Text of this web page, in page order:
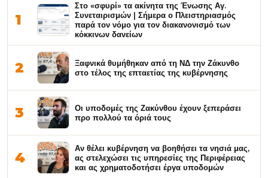
1
Στο «σφυρί» τα ακίνητα της Ένωσης Αγ.
Συνεταιρισμών | Σήμερα ο Πλειστηριασμός
παρά τον νόμο για τον διακανονισμό των
κόκκινων δανείων
2
Ξαφνικά θυμήθηκαν από τη ΝΔ την Ζάκυνθο
στο τέλος της επταετίας της κυβέρνησης
3
Οι υποδομές της Ζακύνθου έχουν ξεπεράσει
προ πολλού τα όριά τους
4
Αν θέλει κυβέρνηση να βοηθήσει τα νησιά μας,
ας στελεχώσει τις υπηρεσίες της Περιφέρειας
και ας χρηματοδοτήσει έργα υποδομών